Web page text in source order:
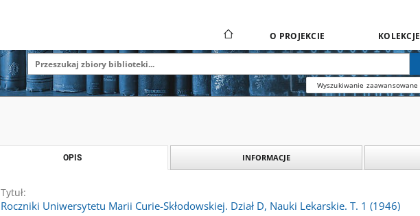
O PROJEKCIE KOLEKCJE
Wyszukiwanie zaawansowane
OPIS INFORMACJE
Tytuł:
Roczniki Uniwersytetu Marii Curie-Skłodowskiej. Dział D, Nauki Lekarskie. T. 1 (1946)